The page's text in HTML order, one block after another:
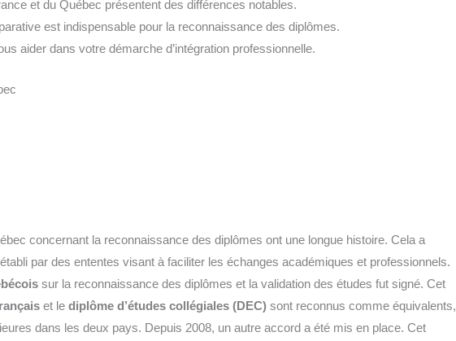
et du Québec présentent des différences notables.
est indispensable pour la reconnaissance des diplômes.
aider dans votre démarche d’intégration professionnelle.
concernant la reconnaissance des diplômes ont une longue histoire. Cela a
établi par des ententes visant à faciliter les échanges académiques et professionnels.
sur la reconnaissance des diplômes et la validation des études fut signé. Cet
et lediplôme d’études collégiales (DEC) sont reconnus comme équivalents,
dans les deux pays. Depuis 2008, un autre accord a été mis en place. Cet